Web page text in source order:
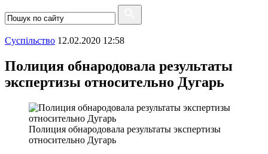
Суспiльство 12.02.2020 12:58
Полиция обнародовала результаты
экспертизы относительно Дугарь
Полиция обнародовала результаты экспертизы
относительно Дугарь